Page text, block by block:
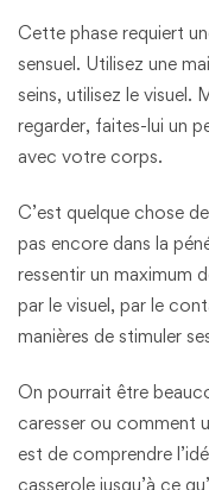
Cette phase requiert
sensuel. Utilisez une
seins, utilisez le visuel.
regarder, faites-lui un
avec votre corps.
C’est quelque chose
pas encore dans la
ressentir un maximum
par le visuel, par le
manières de stimuler
On pourrait être
caresser ou comment
est de comprendre
casserole jusqu’à ce